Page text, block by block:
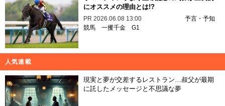
にオススメの理由とは!?
PR 2026.06.08 13:00
予言・予知
競馬 一攫千金 G1
人気連載
現実と夢が交差するレストラン…叔父が最期
に託したメッセージと不思議な夢